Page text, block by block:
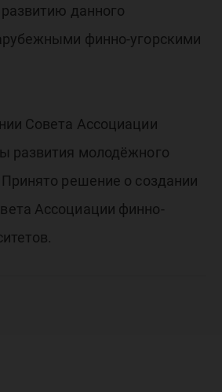
данного
финно-угорскими
Совета Ассоциации
развития молодёжного
решение о создании
Ассоциации финно-